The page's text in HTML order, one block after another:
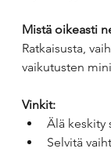
Mistä oikeasti
Ratkaisusta,
vaikutusten
Vinkit:
Älä keskity
Selvitä